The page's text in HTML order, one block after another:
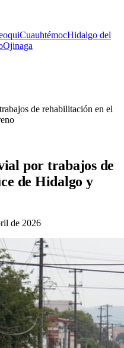
CuauhtémocHidalgo del
Ojinaga
de rehabilitación en el
por trabajos de
de Hidalgo y
de 2026